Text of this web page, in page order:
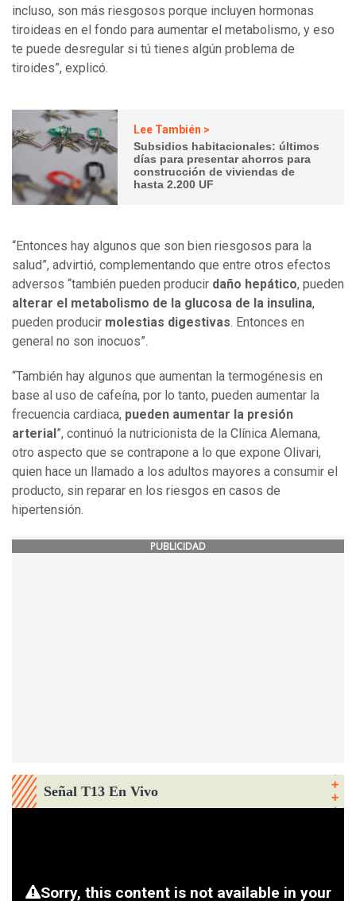
incluso, son más riesgosos porque incluyen hormonas
tiroideas en el fondo para aumentar el metabolismo, y eso
te puede desregular si tú tienes algún problema de
tiroides”, explicó.
Lee También >
Subsidios habitacionales: últimos
días para presentar ahorros para
construcción de viviendas de
hasta 2.200 UF
“Entonces hay algunos que son bien riesgosos para la
salud”, advirtió, complementando que entre otros efectos
adversos “también pueden producir daño hepático, pueden
alterar el metabolismo de la glucosa de la insulina,
pueden producir molestias digestivas. Entonces en
general no son inocuos”.
“También hay algunos que aumentan la termogénesis en
base al uso de cafeína, por lo tanto, pueden aumentar la
frecuencia cardiaca, pueden aumentar la presión
arterial”, continuó la nutricionista de la Clínica Alemana,
otro aspecto que se contrapone a lo que expone Olivari,
quien hace un llamado a los adultos mayores a consumir el
producto, sin reparar en los riesgos en casos de
hipertensión.
PUBLICIDAD
Señal T13 En Vivo